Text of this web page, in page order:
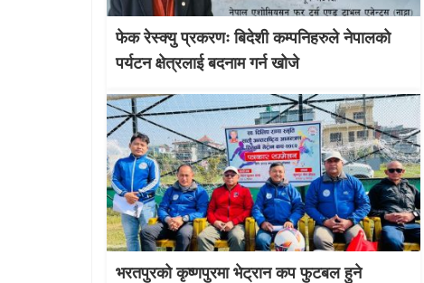
फेक रेस्क्यु प्रकरणः बिदेशी कम्पनिहरुले नेपालको
पर्यटन क्षेत्रलाई बदनाम गर्न खोजे
भरतपुरको कृष्णपुरमा भेट्रान कप फुटबल हुने